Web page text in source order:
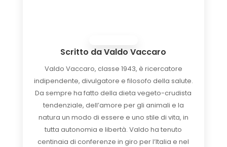
Scritto daValdo Vaccaro
Valdo Vaccaro, classe 1943, è ricercatore
indipendente, divulgatore e filosofo della salute.
Da sempre ha fatto della dieta vegeto-crudista
tendenziale, dell’amore per gli animali e la
natura un modo di essere e uno stile di vita, in
tutta autonomia e libertà. Valdo ha tenuto
centinaia di conferenze in giro per l’Italia e nel